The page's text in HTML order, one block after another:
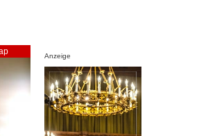
Anzeige